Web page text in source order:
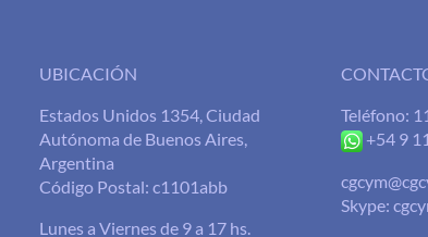
UBICACIÓN
Estados Unidos 1354, Ciudad
Autónoma de Buenos Aires,
Argentina
Código Postal: c1101abb
Lunes a Viernes de 9 a 17 hs.
Teléfono:
+54 9
Skype: